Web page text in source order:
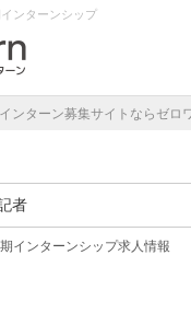
ンターンシップ
ンターン募集サイトならゼロ
者
インターンシップ求人情報